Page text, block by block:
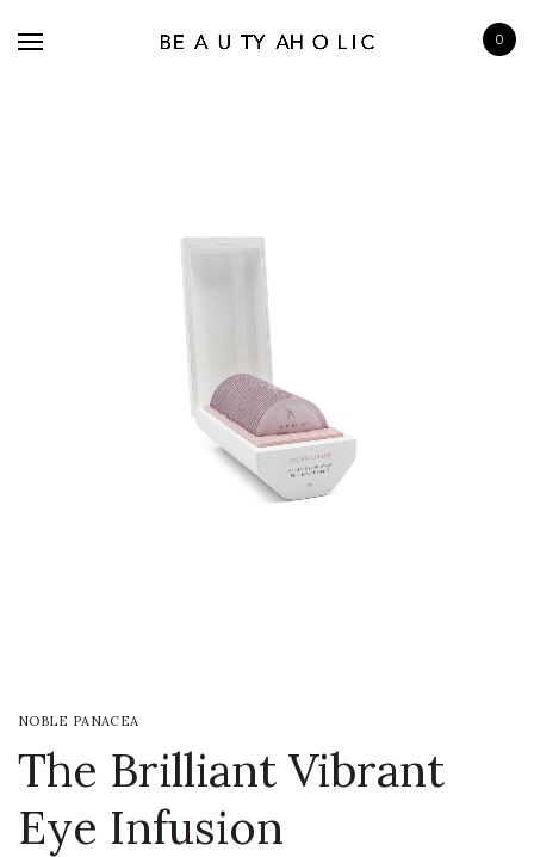
0
NOBLE PANACEA
The Brilliant Vibrant
Eye Infusion